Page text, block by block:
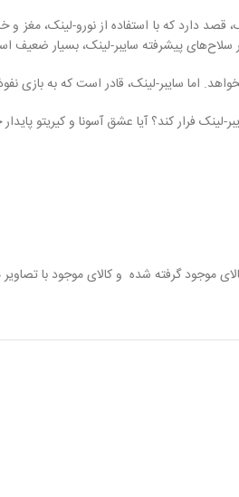
دارد که با استفاده از نورو-لینک،
سلاح‌های پیشرفته سایبر-لینک، بسیار ضعیف
اما سایبر-لینک، قادر است که به
لینک فرار کند؟ آیا عشق آسونا و کیریتو
موجود گرفته شده و کالای موجود با